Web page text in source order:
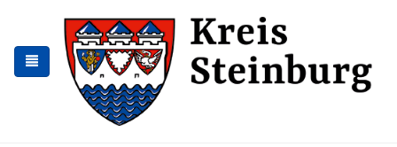
springen
springen